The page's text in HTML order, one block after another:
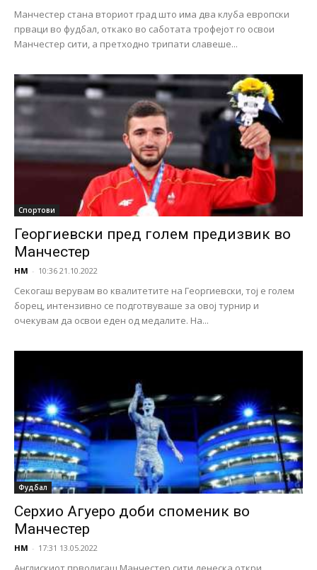
Манчестер стана вториот град што има два клуба европски
прваци во фудбал, откако во саботата трофејот го освои
Манчестер сити, а претходно трипати славеше...
Спортови
Георгиевски пред голем предизвик во
Манчестер
НМ - 10:36 21.10.2022
Секогаш верувам во квалитетите на Георгиевски, тој е голем
борец, интензивно се подготвуваше за овој турнир и
очекувам да освои еден од медалите. На...
Фудбал
Серхио Агуеро доби споменик во
Манчестер
НМ - 17:31 13.05.2022